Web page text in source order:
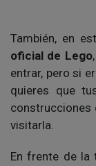
También, en
oficial de Lego
entrar, pero si
quieres que
construcciones
visitarla.
En frente de la